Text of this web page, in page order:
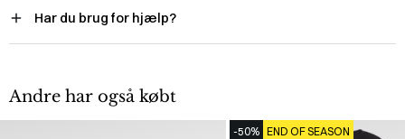
Har du brug for hjælp?
Andre har også købt
-50% END OF SEASON